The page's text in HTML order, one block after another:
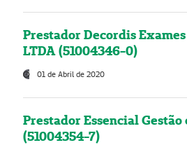
Prestador Decordis
LTDA (51004346-0)
01 de Abril de 2020
Prestador Essencial Gestão
(51004354-7)